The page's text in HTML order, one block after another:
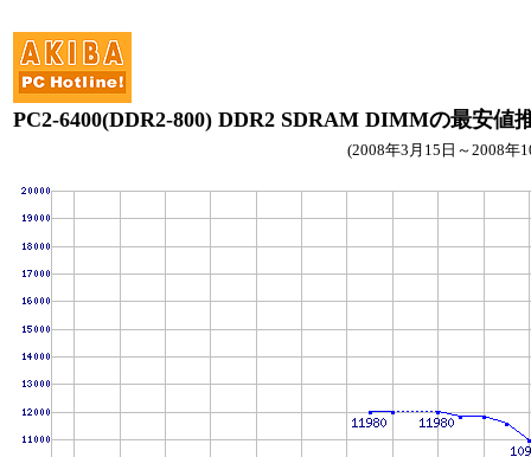
PC2-6400(DDR2-800) DDR2 SDRAM DIMMの最安値
(2008年3月15日～2008年